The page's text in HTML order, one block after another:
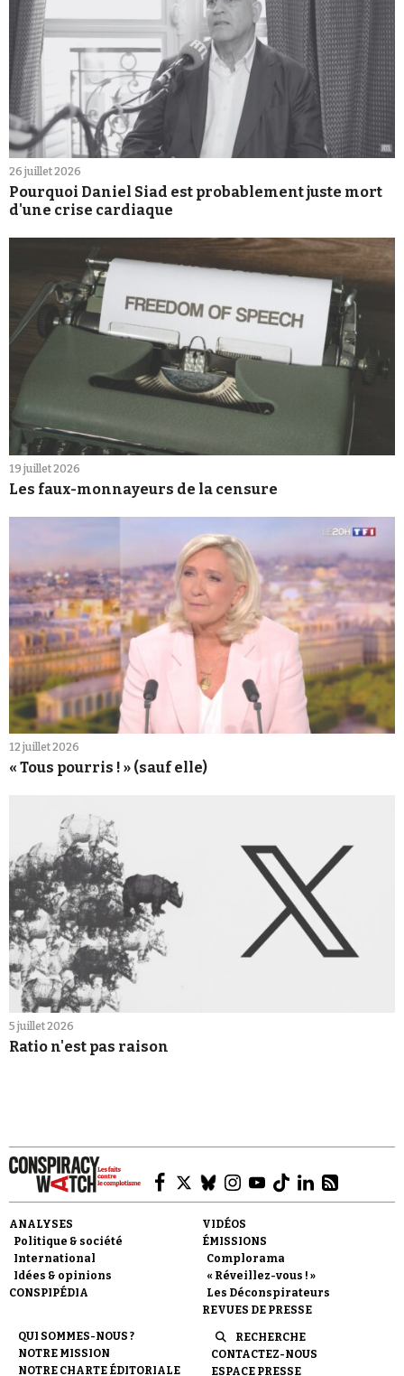
26 juillet 2026
Pourquoi Daniel Siad est probablement juste mort
d'une crise cardiaque
19 juillet 2026
Les faux-monnayeurs de la censure
12 juillet 2026
« Tous pourris ! » (sauf elle)
5 juillet 2026
Ratio n'est pas raison
ANALYSES
Politique & société
International
Idées & opinions
CONSPIPÉDIA
VIDÉOS
ÉMISSIONS
Complorama
« Réveillez-vous ! »
Les Déconspirateurs
REVUES DE PRESSE
QUI SOMMES-NOUS ?
NOTRE MISSION
NOTRE CHARTE ÉDITORIALE
RECHERCHE
CONTACTEZ-NOUS
ESPACE PRESSE